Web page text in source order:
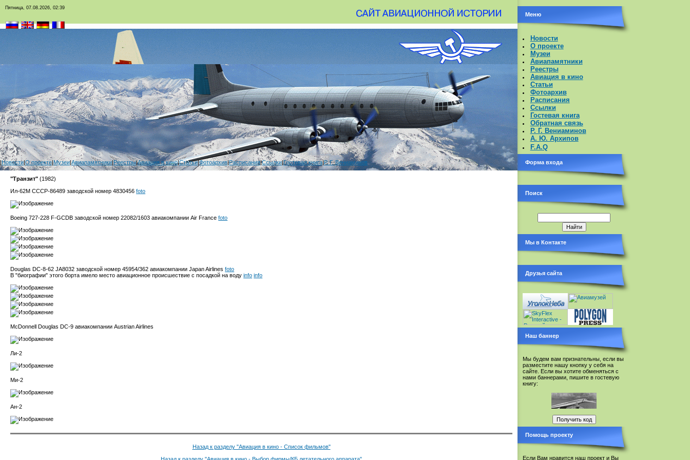
Пятница, 07.08.2026, 02:39
|Новости|О проекте|Музеи|Авиапамятники|Реестры|Авиация в кино|Статьи|Фотоархив|Расписания|Ссылки|Гостевая книга|Р. Г. Вениаминов
"Транзит" (1982)
Ил-62М СССР-86489 заводской номер 4830456foto
Boeing 727-228 F-GCDB заводской номер 22082/1603 авиакомпании Air Francefoto
Douglas DC-8-62 JA8032 заводской номер 45954/362 авиакомпании Japan Airlinesfoto
В "биографии" этого борта имело место авиационное происшествие с посадкой на водуinfo info
McDonnell Douglas DC-9 авиакомпании Austrian Airlines
Ли-2
Ми-2
Ан-2
Назад к разделу "Авиация в кино - Список фильмов"
Меню
Новости
О проекте
Музеи
Авиапамятники
Реестры
Авиация в кино
Статьи
Фотоархив
Расписания
Ссылки
Гостевая книга
Обратная связь
Р. Г. Вениаминов
А. Ю. Архипов
F.A.Q
Форма входа
Поиск
Мы в Контакте
Друзья сайта
Наш баннер
Мы будем вам признательны, если вы
разместите нашу кнопку у себя на
сайте. Если вы хотите обменяться с
нами баннерами, пишите в гостевую
книгу:
Помощь проекту
Если Вам нравится наш проект и Вы